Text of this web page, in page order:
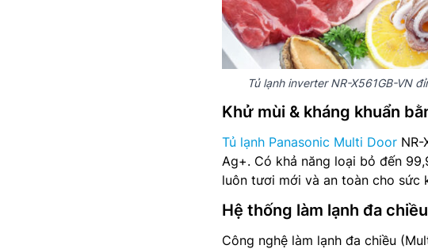
Tủ lạnh inverter NR-X561GB-VN
Khử mùi & kháng khuẩn
Tủ lạnh Panasonic Multi Door
Ag+. Có khả năng loại bỏ đến
luôn tươi mới và an toàn cho sức
Hệ thống làm lạnh đa
Công nghệ làm lạnh đa chiều